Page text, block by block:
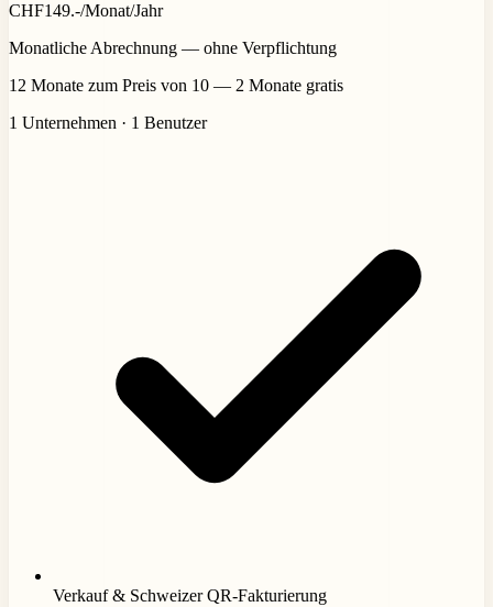
CHF149.-/Monat/Jahr
Monatliche Abrechnung — ohne Verpflichtung
12 Monate zum Preis von 10 — 2 Monate gratis
1 Unternehmen · 1 Benutzer
Verkauf & Schweizer QR-Fakturierung